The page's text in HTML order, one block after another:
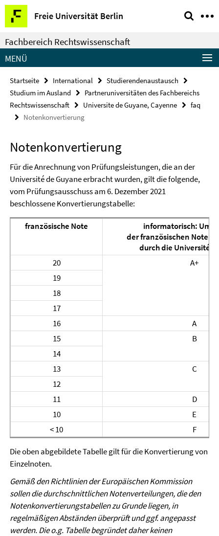
Springe
direkt
zu
Inhalt
Freie Universität Berlin
Service-
Navigation
Fachbereich Rechtswissenschaft
MENÜ
Startseite International
Studierendenaustausch
Studium im Ausland
Partneruniversitäten des Fachbereichs
Rechtswissenschaft
Universite de Guyane, Cayenne
faq
Notenkonvertierung
Notenkonvertierung
Für die Anrechnung von Prüfungsleistungen, die an der
Université de Guyane erbracht wurden, gilt die folgende,
vom Prüfungsausschuss am 6. Dezember 2021
beschlossene Konvertierungstabelle:
französische Note
informatorisch:
der französischen Note in
durch die Université
20
A+
19
18
17
16
A
15
B
14
13
C
12
11
D
10
E
< 10
F
Die oben abgebildete Tabelle gilt für die Konvertierung von
Einzelnoten.
Gemäß den Richtlinien der Europäischen Kommission
sollen die durchschnittlichen Notenver­teilungen, die den
Notenkonvertierungstabellen zu Grunde liegen, in
regelmäßigen Abständen überprüft und ggf. angepasst
werden. Die o.g. Tabelle begründet daher keinen